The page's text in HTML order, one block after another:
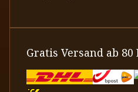
Gratis Versand ab 80